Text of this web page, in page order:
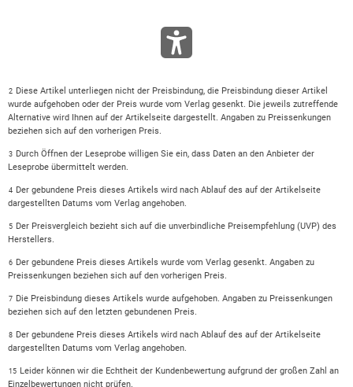
2 Diese Artikel unterliegen nicht der Preisbindung, die Preisbindung dieser Artikel
wurde aufgehoben oder der Preis wurde vom Verlag gesenkt. Die jeweils zutreffende
Alternative wird Ihnen auf der Artikelseite dargestellt. Angaben zu Preissenkungen
beziehen sich auf den vorherigen Preis.
3 Durch Öffnen der Leseprobe willigen Sie ein, dass Daten an den Anbieter der
Leseprobe übermittelt werden.
4 Der gebundene Preis dieses Artikels wird nach Ablauf des auf der Artikelseite
dargestellten Datums vom Verlag angehoben.
5 Der Preisvergleich bezieht sich auf die unverbindliche Preisempfehlung (UVP) des
Herstellers.
6 Der gebundene Preis dieses Artikels wurde vom Verlag gesenkt. Angaben zu
Preissenkungen beziehen sich auf den vorherigen Preis.
7 Die Preisbindung dieses Artikels wurde aufgehoben. Angaben zu Preissenkungen
beziehen sich auf den letzten gebundenen Preis.
8 Der gebundene Preis dieses Artikels wird nach Ablauf des auf der Artikelseite
dargestellten Datums vom Verlag angehoben.
15 Leider können wir die Echtheit der Kundenbewertung aufgrund der großen Zahl an
Einzelbewertungen nicht prüfen.